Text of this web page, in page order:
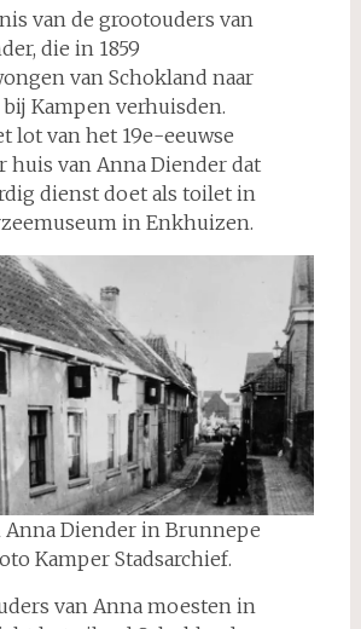
van de grootouders van
die in 1859
van Schokland naar
Kampen verhuisden.
lot van het 19e-eeuwse
huis van Anna Diender dat
dienst doet als toilet in
in Enkhuizen.
Anna Diender in Brunnepe
Kamper Stadsarchief.
van Anna moesten in